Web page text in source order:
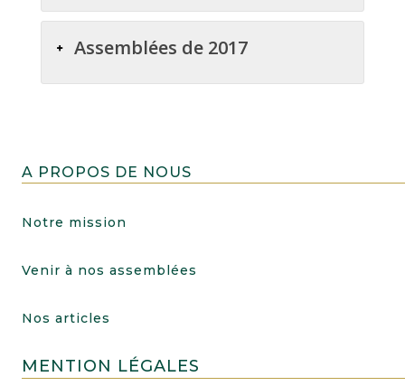
Assemblées de 2017
A PROPOS DE NOUS
Notre mission
Venir à nos assemblées
Nos articles
MENTION LÉGALES